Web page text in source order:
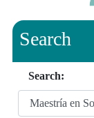
Search
Search: